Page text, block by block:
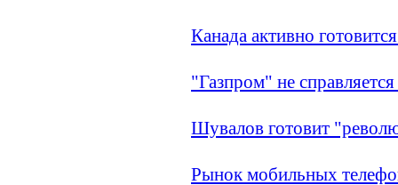
Канада активно
"Газпром" не
Шувалов готовит
Рынок мобильных